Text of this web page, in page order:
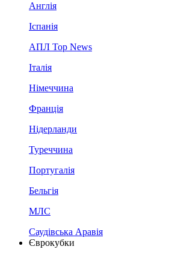
Англія
Іспанія
АПЛ Top News
Італія
Німеччина
Франція
Нідерланди
Туреччина
Португалія
Бельгія
МЛС
Саудівська Аравія
Єврокубки